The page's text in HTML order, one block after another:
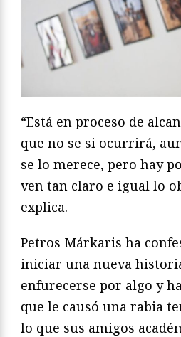
“Está en proceso de
que no se si ocurrirá,
se lo merece, pero hay
ven tan claro e igual lo
explica.
Petros Márkaris ha
iniciar una nueva
enfurecerse por algo y
que le causó una rabia
lo que sus amigos